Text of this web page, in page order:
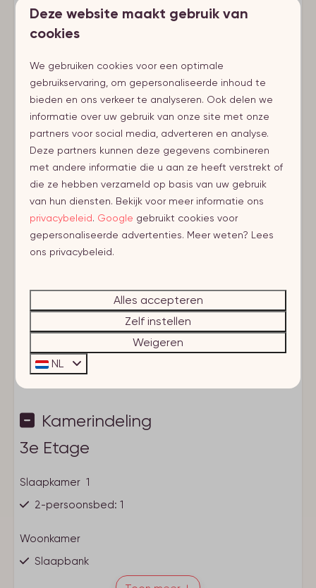
Of je nu komt voor winterse avonturen of zomerse
ontspanning, de omgeving van Winterberg en
Voorzieningen
Regio
Sauerland (DE)
Plaats
Winterberg
Neuastenberg
< 1 km van de piste
< 1 km van de wandelroutes
Voorzieningen
Verwarming
Basisvoorzieningen
Rookvrij
Parkeerplaats bij accommodatie
Fietsenstalling
Kindvriendelijk
Kamerindeling
3e Etage
Slaapkamer 1
2-persoonsbed: 1
Woonkamer
Slaapbank
Deze website maakt gebruik van
cookies
We gebruiken cookies voor een optimale
gebruikservaring, om gepersonaliseerde inhoud te
bieden en ons verkeer te analyseren. Ook delen we
informatie over uw gebruik van onze site met onze
partners voor social media, adverteren en analyse.
Deze partners kunnen deze gegevens combineren
met andere informatie die u aan ze heeft verstrekt of
die ze hebben verzameld op basis van uw gebruik
van hun diensten. Bekijk voor meer informatie ons
privacybeleid. Google gebruikt cookies voor
gepersonaliseerde advertenties. Meer weten? Lees
ons privacybeleid.
Alles accepteren
Zelf instellen
Weigeren
NL